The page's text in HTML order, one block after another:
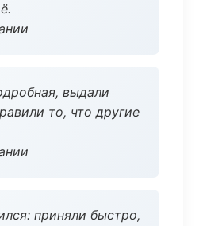
выдали
то, что другие
приняли быстро,